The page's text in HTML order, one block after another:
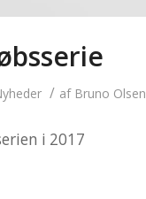
/ af Bruno Olsen
i 2017